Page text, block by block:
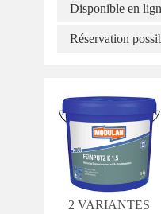
Disponible en
Réservation
2 VARIANTES